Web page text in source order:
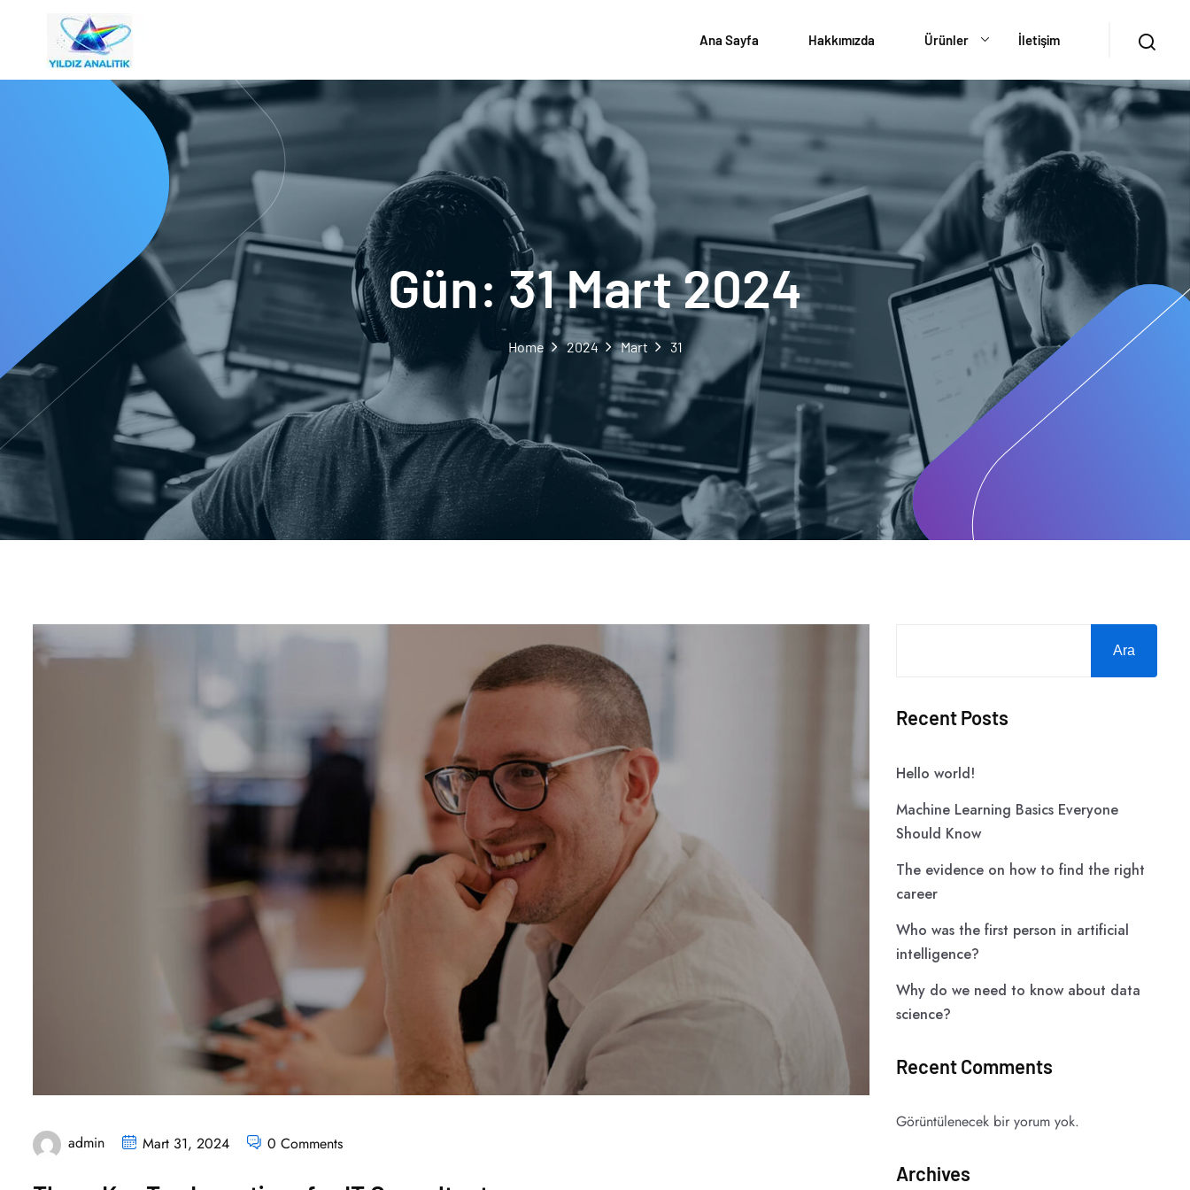
Ana Sayfa Hakkımızda Ürünler İletişim
Gün:31 Mart 2024
Home 2024 Mart 31
admin Mart 31, 2024 0 Comments
Ara
Recent Posts
Hello world!
Machine Learning Basics Everyone
Should Know
The evidence on how to find the right
career
Who was the first person in artificial
intelligence?
Why do we need to know about data
science?
Recent Comments
Görüntülenecek bir yorum yok.
Archives